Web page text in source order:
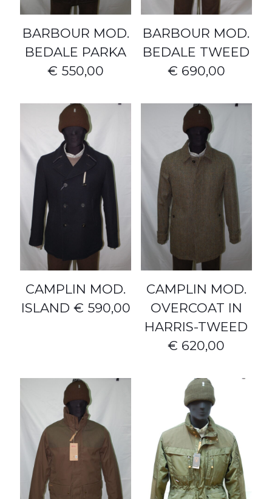
BARBOUR MOD.
BEDALE PARKA
€ 550,00
BARBOUR MOD.
BEDALE TWEED
€ 690,00
CAMPLIN MOD.
ISLAND € 590,00
CAMPLIN MOD.
OVERCOAT IN
HARRIS-TWEED
€ 620,00